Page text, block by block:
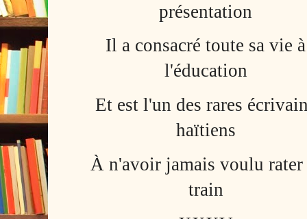
présentation
Il a consacré toute sa vie à
l'éducation
Et est l'un des rares
haïtiens
À n'avoir jamais voulu rater
train